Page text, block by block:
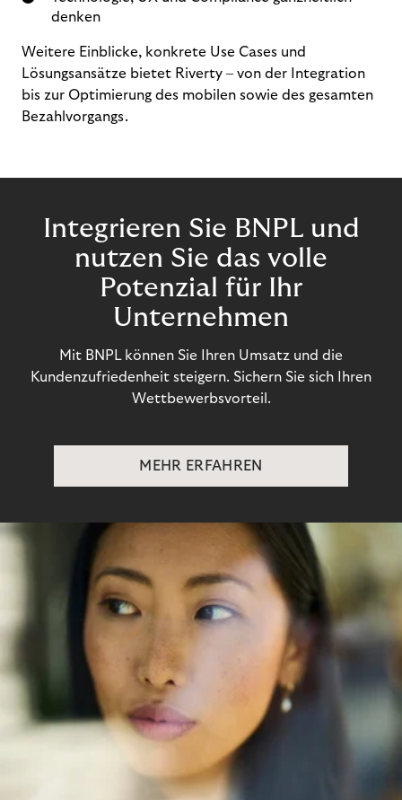
denken
Weitere Einblicke, konkrete Use Cases und
Lösungsansätze bietet Riverty – von der Integration
bis zur Optimierung des mobilen sowie des gesamten
Bezahlvorgangs.
Integrieren Sie BNPL und
nutzen Sie das volle
Potenzial für Ihr
Unternehmen
Mit BNPL können Sie Ihren Umsatz und die
Kundenzufriedenheit steigern. Sichern Sie sich Ihren
Wettbewerbsvorteil.
MEHR ERFAHREN